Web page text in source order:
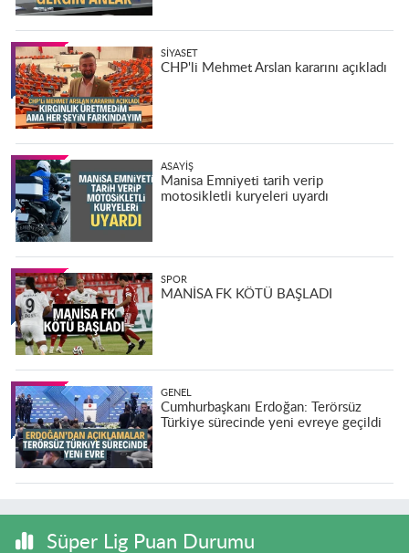
SIYASET
CHP'li Mehmet Arslan kararını açıkladı
ASAYIŞ
Manisa Emniyeti tarih verip
motosikletli kuryeleri uyardı
SPOR
MANİSA FK KÖTÜ BAŞLADI
GENEL
Cumhurbaşkanı Erdoğan: Terörsüz
Türkiye sürecinde yeni evreye geçildi
Süper Lig Puan Durumu